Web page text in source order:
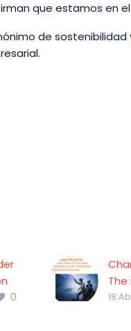
que estamos en
de
0
The
18